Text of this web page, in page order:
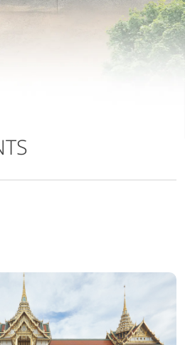
ของข้อมูลและระบบคอมพิวเตอร์
ยชน
ว
อดภัยของข้อมูลและระบบ